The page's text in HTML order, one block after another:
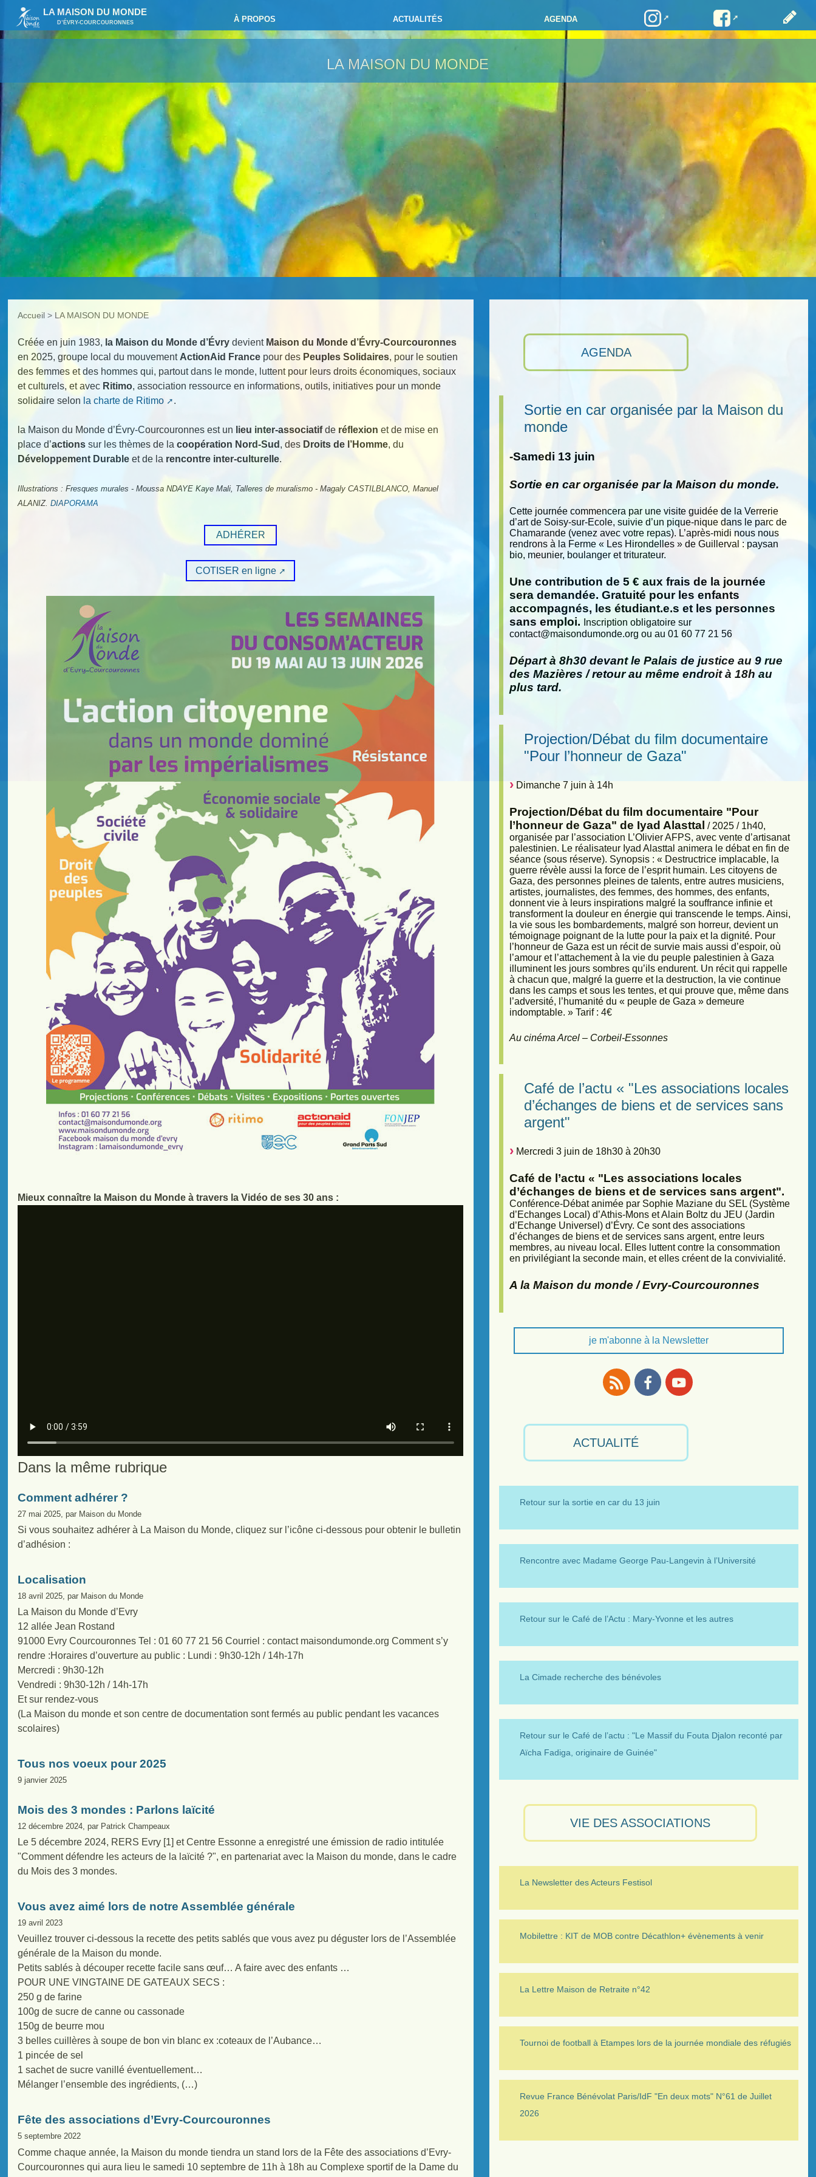
LA MAISON DU MONDE
D’ÉVRY-COURCOURONNES À PROPOS ACTUALITÉS AGENDA
LA MAISON DU MONDE
AGENDA
Sortie en car organisée par la Maison du
monde
-Samedi 13 juin
Sortie en car organisée par la Maison du monde.
Cette journée commencera par une visite guidée de la Verrerie
d’art de Soisy-sur-Ecole, suivie d’un pique-nique dans le parc de
Chamarande (venez avec votre repas). L’après-midi nous nous
rendrons à la Ferme « Les Hirondelles » de Guillerval : paysan
bio, meunier, boulanger et triturateur.
Une contribution de 5 € aux frais de la journée
sera demandée. Gratuité pour les enfants
accompagnés, les étudiant.e.s et les personnes
sans emploi.
Inscription obligatoire sur
contact@maisondumonde.org ou au 01 60 77 21 56
Départ à 8h30 devant le Palais de justice au 9 rue
des Mazières / retour au même endroit à 18h au
plus tard.
Projection/Débat du film documentaire
"Pour l’honneur de Gaza"
Dimanche 7 juin à 14h
Projection/Débat du film documentaire "Pour
l’honneur de Gaza" de Iyad Alasttal / 2025 / 1h40,
organisée par l’association L’Olivier AFPS, avec vente d’artisanat
palestinien. Le réalisateur Iyad Alasttal animera le débat en fin de
séance (sous réserve). Synopsis : « Destructrice implacable, la
guerre révèle aussi la force de l’esprit humain. Les citoyens de
Gaza, des personnes pleines de talents, entre autres musiciens,
artistes, journalistes, des femmes, des hommes, des enfants,
donnent vie à leurs inspirations malgré la souffrance infinie et
transforment la douleur en énergie qui transcende le temps. Ainsi,
la vie sous les bombardements, malgré son horreur, devient un
témoignage poignant de la lutte pour la paix et la dignité. Pour
l’honneur de Gaza est un récit de survie mais aussi d’espoir, où
l’amour et l’attachement à la vie du peuple palestinien à Gaza
illuminent les jours sombres qu’ils endurent. Un récit qui rappelle
à chacun que, malgré la guerre et la destruction, la vie continue
dans les camps et sous les tentes, et qui prouve que, même dans
l’adversité, l’humanité du « peuple de Gaza » demeure
indomptable. » Tarif : 4€
Au cinéma Arcel – Corbeil-Essonnes
Café de l’actu « "Les associations locales
d’échanges de biens et de services sans
argent"
Mercredi 3 juin de 18h30 à 20h30
Café de l’actu « "Les associations locales
d’échanges de biens et de services sans argent".
Conférence-Débat animée par Sophie Maziane du SEL (Système
d’Echanges Local) d’Athis-Mons et Alain Boltz du JEU (Jardin
d’Echange Universel) d’Évry. Ce sont des associations
d’échanges de biens et de services sans argent, entre leurs
membres, au niveau local. Elles luttent contre la consommation
en privilégiant la seconde main, et elles créent de la convivialité.
A la Maison du monde / Evry-Courcouronnes
je m'abonne à la Newsletter
ACTUALITÉ
Retour sur la sortie en car du 13 juin
Rencontre avec Madame George Pau-Langevin à l’Université
Retour sur le Café de l’Actu : Mary-Yvonne et les autres
La Cimade recherche des bénévoles
Retour sur le Café de l’actu : "Le Massif du Fouta Djalon reconté par
Aïcha Fadiga, originaire de Guinée"
VIE DES ASSOCIATIONS
La Newsletter des Acteurs Festisol
Mobilettre : KIT de MOB contre Décathlon+ évènements à venir
La Lettre Maison de Retraite n°42
Tournoi de football à Etampes lors de la journée mondiale des réfugiés
Revue France Bénévolat Paris/IdF "En deux mots" N°61 de Juillet
2026
Accueil > LA MAISON DU MONDE
Créée en juin 1983, la Maison du Monde d’Évry devient Maison du Monde d’Évry-Courcouronnes
en 2025, groupe local du mouvement ActionAid France pour des Peuples Solidaires, pour le soutien
des femmes et des hommes qui, partout dans le monde, luttent pour leurs droits économiques, sociaux
et culturels, et avec Ritimo, association ressource en informations, outils, initiatives pour un monde
solidaire selon la charte de Ritimo .
la Maison du Monde d’Évry-Courcouronnes est un lieu inter-associatifde réflexion et de mise en
place d’actionssur les thèmes de lacoopération Nord-Sud , des Droits de l’Homme, du
Développement Durable et de la rencontre inter-culturelle.
Illustrations : Fresques murales - Moussa NDAYE Kaye Mali, Talleres de muralismo - Magaly CASTILBLANCO, Manuel
ALANIZ.DIAPORAMA
ADHÉRER
COTISER en ligne
Mieux connaître la Maison du Monde à travers la Vidéo de ses 30 ans :
Dans la même rubrique
Comment adhérer ?
27 mai 2025, par Maison du Monde
Si vous souhaitez adhérer à La Maison du Monde, cliquez sur l’icône ci-dessous pour obtenir le bulletin
d’adhésion :
Localisation
18 avril 2025, par Maison du Monde
La Maison du Monde d’Evry
12 allée Jean Rostand
91000 Evry Courcouronnes Tel : 01 60 77 21 56 Courriel : contact maisondumonde.org Comment s’y
rendre :Horaires d’ouverture au public : Lundi : 9h30-12h / 14h-17h
Mercredi : 9h30-12h
Vendredi : 9h30-12h / 14h-17h
Et sur rendez-vous
(La Maison du monde et son centre de documentation sont fermés au public pendant les vacances
scolaires)
Tous nos voeux pour 2025
9 janvier 2025
Mois des 3 mondes : Parlons laïcité
12 décembre 2024, par Patrick Champeaux
Le 5 décembre 2024, RERS Evry [1] et Centre Essonne a enregistré une émission de radio intitulée
"Comment défendre les acteurs de la laïcité ?", en partenariat avec la Maison du monde, dans le cadre
du Mois des 3 mondes.
Vous avez aimé lors de notre Assemblée générale
19 avril 2023
Veuillez trouver ci-dessous la recette des petits sablés que vous avez pu déguster lors de l’Assemblée
générale de la Maison du monde.
Petits sablés à découper recette facile sans œuf… A faire avec des enfants …
POUR UNE VINGTAINE DE GATEAUX SECS :
250 g de farine
100g de sucre de canne ou cassonade
150g de beurre mou
3 belles cuillères à soupe de bon vin blanc ex :coteaux de l’Aubance…
1 pincée de sel
1 sachet de sucre vanillé éventuellement…
Mélanger l’ensemble des ingrédients, (…)
Fête des associations d’Evry-Courcouronnes
5 septembre 2022
Comme chaque année, la Maison du monde tiendra un stand lors de la Fête des associations d’Evry-
Courcouronnes qui aura lieu le samedi 10 septembre de 11h à 18h au Complexe sportif de la Dame du